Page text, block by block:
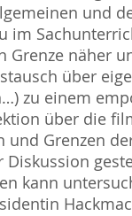
und
im
Grenze näher
über
zu einem
über die
und Grenzen
Diskussion
kann